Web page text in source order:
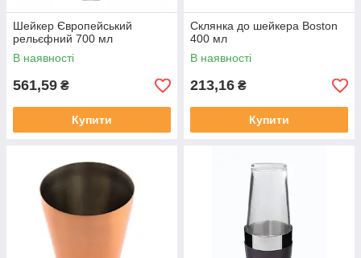
Шейкер Європейський
рельєфний 700 мл
В наявності
561,59 ₴
Купити
Склянка до шейкера Boston
400 мл
В наявності
213,16 ₴
Купити